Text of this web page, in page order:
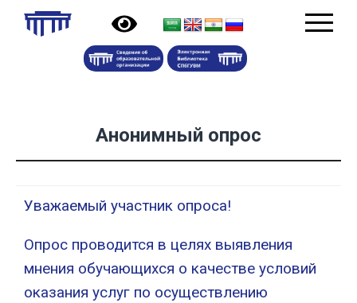
Анонимный опрос
Уважаемый участник опроса!
Опрос проводится в целях выявления
мнения обучающихся о качестве условий
оказания услуг по осуществлению